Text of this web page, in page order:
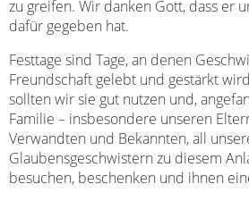
zu greifen. Wir danken Gott, dass er
dafür gegeben hat.
Festtage sind Tage, an denen
Freundschaft gelebt und gestärkt
sollten wir sie gut nutzen und,
Familie – insbesondere unseren
Verwandten und Bekannten, all
Glaubensgeschwistern zu diesem
besuchen, beschenken und ihnen